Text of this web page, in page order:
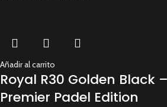
Añadir al carrito
Royal R30 Golden Black
Premier Padel Edition